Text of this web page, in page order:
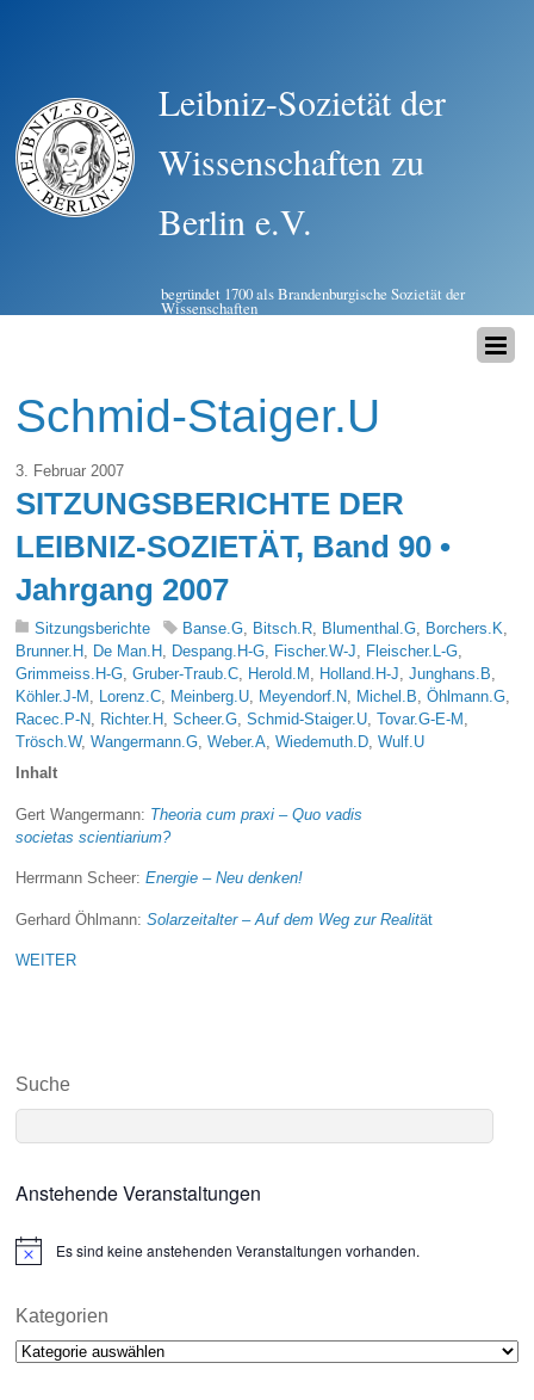
Leibniz-Sozietät der
Wissenschaften zu
Berlin e.V.
begründet 1700 als Brandenburgische Sozietät der
Wissenschaften
Schmid-Staiger.U
3. Februar 2007
SITZUNGSBERICHTE DER
LEIBNIZ-SOZIETÄT, Band 90 •
Jahrgang 2007
Sitzungsberichte Banse.G, Bitsch.R, Blumenthal.G, Borchers.K,
Brunner.H , De Man.H , Despang.H-G, Fischer.W-J, Fleischer.L-G,
Grimmeiss.H-G,Gruber-Traub.C, Herold.M , Holland.H-J,Junghans.B,
Köhler.J-M , Lorenz.C, Meinberg.U, Meyendorf.N, Michel.B,Öhlmann.G,
Racec.P-N, Richter.H ,Scheer.G,Schmid-Staiger.U,Tovar.G-E-M ,
Trösch.W,Wangermann.G,Weber.A,Wiedemuth.D,Wulf.U
Inhalt
Gert Wangermann: Theoria cum praxi – Quo vadis
societas scientiarium?
Herrmann Scheer:Energie – Neu denken!
Gerhard Öhlmann:Solarzeitalter – Auf dem Weg zur Realität
WEITER
Suche
Anstehende Veranstaltungen
N
i
e
Es sind keine anstehenden Veranstaltungen vorhanden.
Kategorien
Kategorien